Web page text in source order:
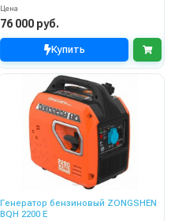
Цена
76 000 руб.
Купить
Генератор бензиновый ZONGSHEN
BQH 2200 E